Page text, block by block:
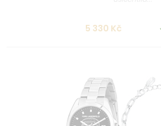
5 330 Kč